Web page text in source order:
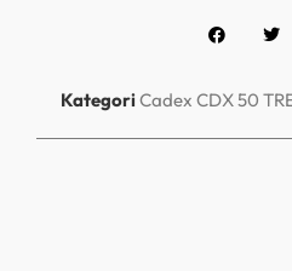
KategoriCadex CDX 50